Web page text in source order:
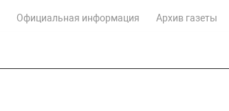
Официальная информация Архив газеты